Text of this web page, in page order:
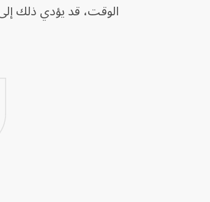
الوقت، قد يؤدي ذلك